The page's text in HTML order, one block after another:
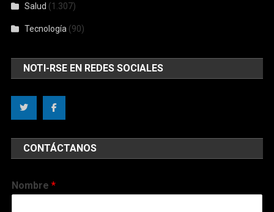
Salud (1.307)
Tecnología (90)
NOTI-RSE EN REDES SOCIALES
CONTÁCTANOS
Nombre*